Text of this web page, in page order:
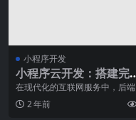
小程序开发
小程序云开发：搭建完
的后端服务
在现代化的互联网服务中，后端
务的重要性愈发突出，小程序开
同样不例外。随着小程
2 年前